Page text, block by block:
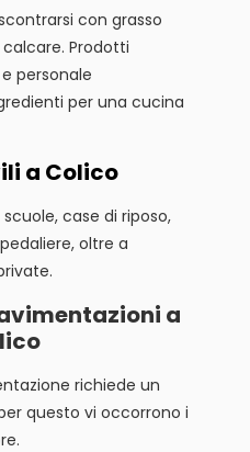
con grasso
Prodotti
personale
per una cucina
a Colico
case di riposo,
oltre a
a
richiede un
questo vi occorrono i